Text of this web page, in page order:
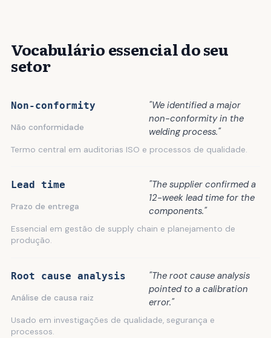
Vocabulário essencial do seu
setor
Non-conformity
Não conformidade
"We identified a major
non-conformity in the
welding process."
Termo central em auditorias ISO e processos de qualidade.
Lead time
Prazo de entrega
"The supplier confirmed a
12-week lead time for the
components."
Essencial em gestão de supply chain e planejamento de
produção.
Root cause analysis
Análise de causa raiz
"The root cause analysis
pointed to a calibration
error."
Usado em investigações de qualidade, segurança e
processos.